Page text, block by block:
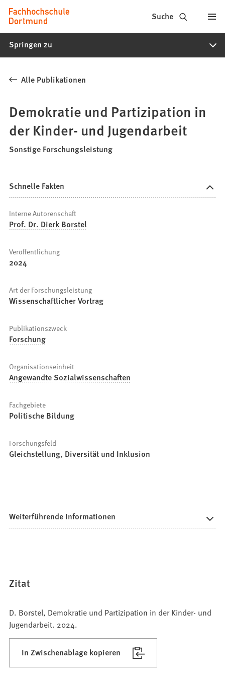
Inhalt anspringen
Fachhochschule
Dortmund
-
Studiengänge,
Bewerbung
Suche
Springen zu
Alle Publikationen
Demokratie und Partizipation in
der Kinder- und Jugendarbeit
Sonstige Forschungsleistung
Schnelle Fakten
Interne Autorenschaft
Prof. Dr. Dierk Borstel
Veröffentlichung
2024
Art der Forschungsleistung
Wissenschaftlicher Vortrag
Publikationszweck
Forschung
Organisationseinheit
Angewandte Sozialwissenschaften
Fachgebiete
Politische Bildung
Forschungsfeld
Gleichstellung, Diversität und Inklusion
Weiterführende Informationen
Zitat
D. Borstel, Demokratie und Partizipation in der Kinder- und
Jugendarbeit. 2024.
In Zwischenablage kopieren